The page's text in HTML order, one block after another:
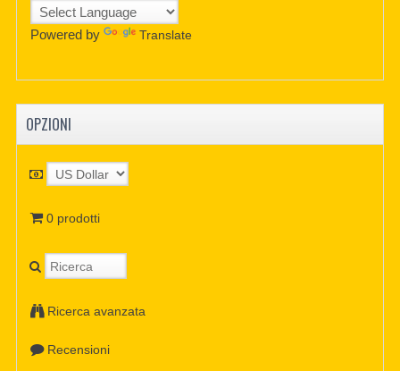
Powered by Translate
OPZIONI
0 prodotti
Ricerca avanzata
Recensioni